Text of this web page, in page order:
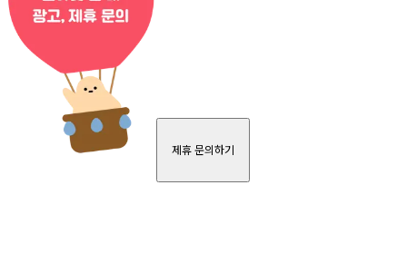
제휴 문의하기